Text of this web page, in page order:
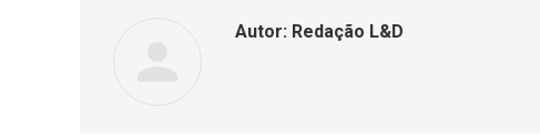
Autor: Redação L&D